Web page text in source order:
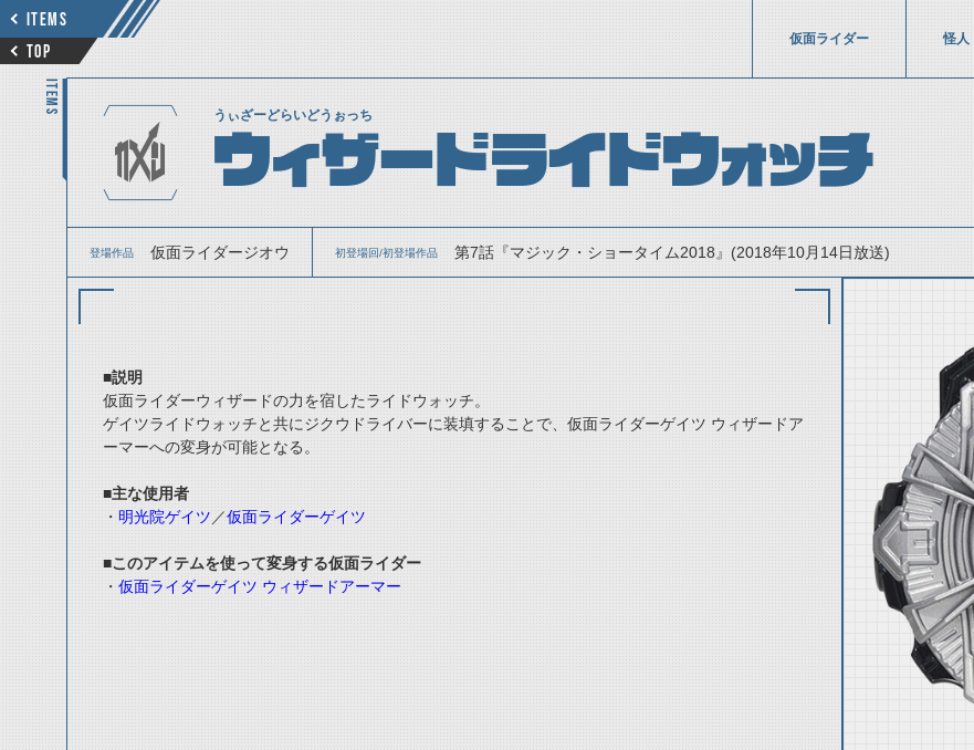
ITEMS
TOP
仮面ライダー 怪人
ITEMS
うぃざーどらいどうぉっち
ウィザードライドウォッチ
登場作品 仮面ライダージオウ 初登場回/初登場作品 第7話『マジック・ショータイム2018』(2018年10月14日放送)
■説明
仮面ライダーウィザードの力を宿したライドウォッチ。
ゲイツライドウォッチと共にジクウドライバーに装填することで、仮面ライダーゲイツ ウィザードア
ーマーへの変身が可能となる。
■主な使用者
・ 明光院ゲイツ ／仮面ライダーゲイツ
■このアイテムを使って変身する仮面ライダー
・ 仮面ライダーゲイツ ウィザードアーマー